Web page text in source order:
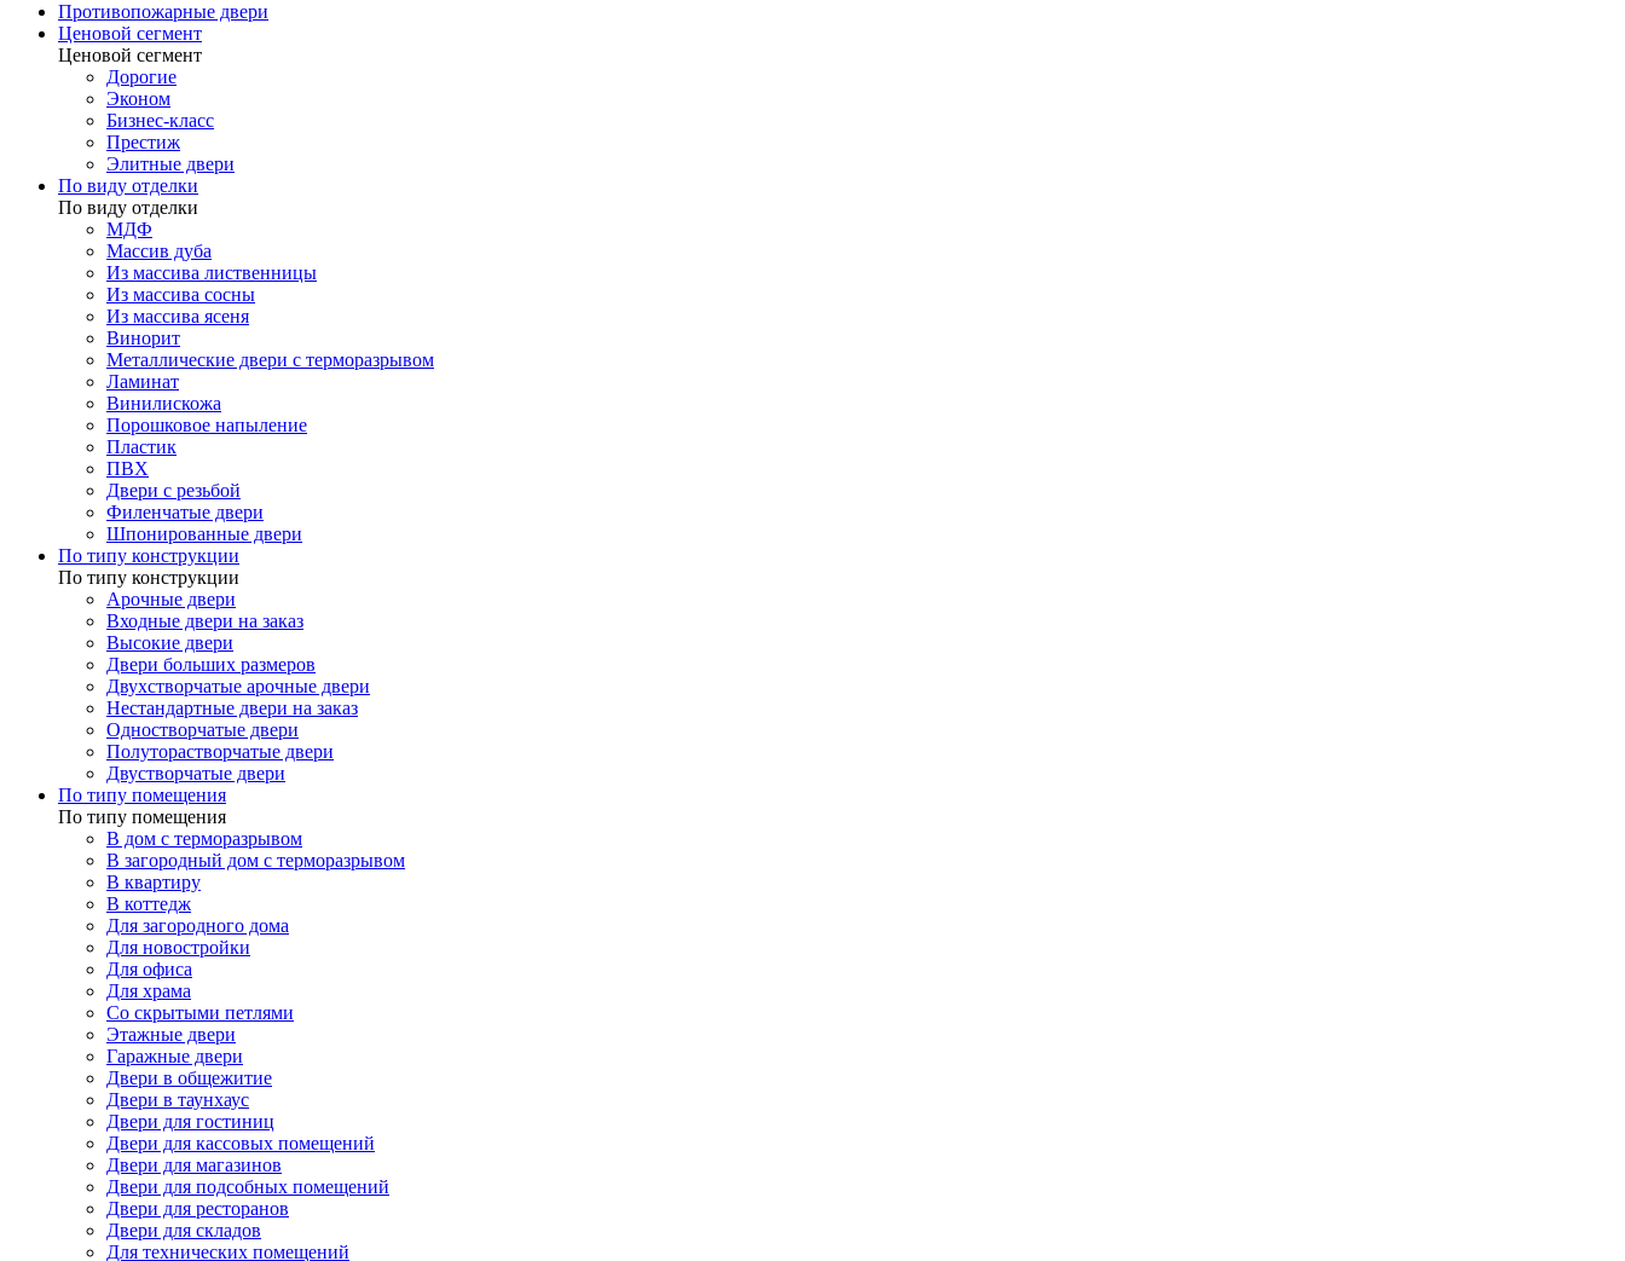
Противопожарные двери
Ценовой сегмент
Ценовой сегмент
Дорогие
Эконом
Бизнес-класс
Престиж
Элитные двери
По виду отделки
По виду отделки
МДФ
Массив дуба
Из массива лиственницы
Из массива сосны
Из массива ясеня
Винорит
Металлические двери с терморазрывом
Ламинат
Винилискожа
Порошковое напыление
Пластик
ПВХ
Двери с резьбой
Филенчатые двери
Шпонированные двери
По типу конструкции
По типу конструкции
Арочные двери
Входные двери на заказ
Высокие двери
Двери больших размеров
Двухстворчатые арочные двери
Нестандартные двери на заказ
Одностворчатые двери
Полуторастворчатые двери
Двустворчатые двери
По типу помещения
По типу помещения
В дом с терморазрывом
В загородный дом с терморазрывом
В квартиру
В коттедж
Для загородного дома
Для новостройки
Для офиса
Для храма
Со скрытыми петлями
Этажные двери
Гаражные двери
Двери в общежитие
Двери в таунхаус
Двери для гостиниц
Двери для кассовых помещений
Двери для магазинов
Двери для подсобных помещений
Двери для ресторанов
Двери для складов
Для технических помещений